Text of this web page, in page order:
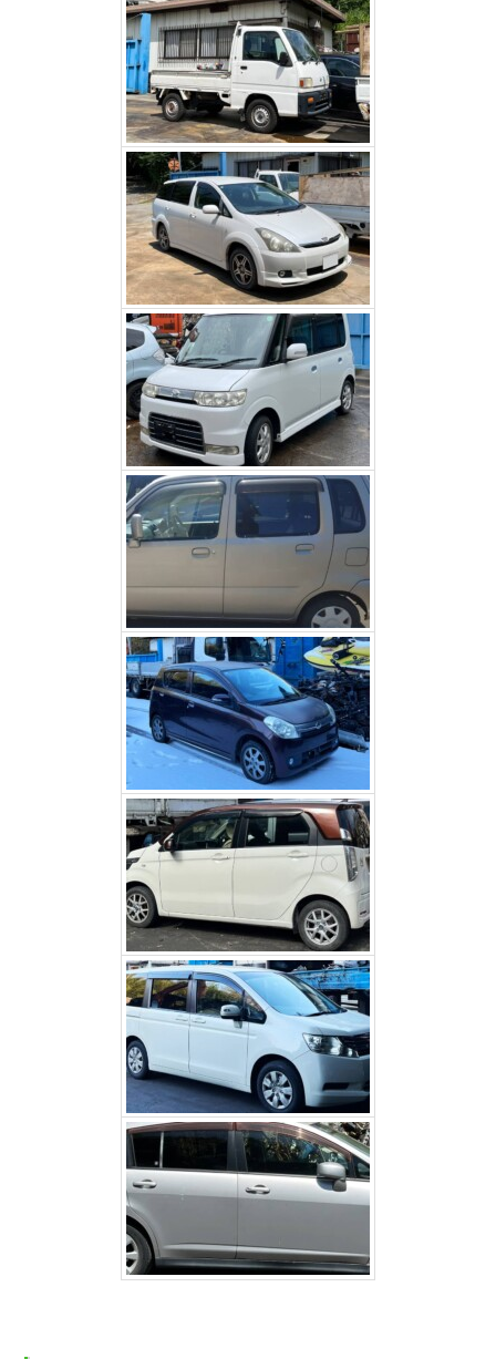
トヨタウィッシュ（昭和
町）
ダイハツタント（笛吹市）
スズキワゴンR（甲斐市）
ダイハツミラ（北杜市）
ホンダNワゴン（富士河口
湖町）
ホンダステップワゴン（大
月市）
日産 ティーダ（身延町）